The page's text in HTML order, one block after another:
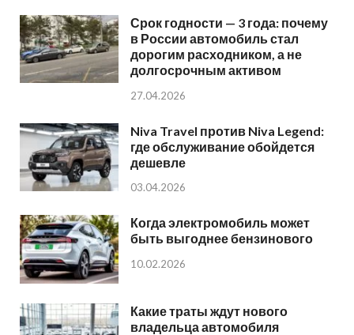
Срок годности — 3 года: почему
в России автомобиль стал
дорогим расходником, а не
долгосрочным активом
27.04.2026
Niva Travel против Niva Legend:
где обслуживание обойдется
дешевле
03.04.2026
Когда электромобиль может
быть выгоднее бензинового
10.02.2026
Какие траты ждут нового
владельца автомобиля